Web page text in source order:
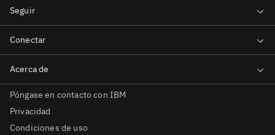
Póngase en contacto con IBM
Privacidad
Condiciones de uso